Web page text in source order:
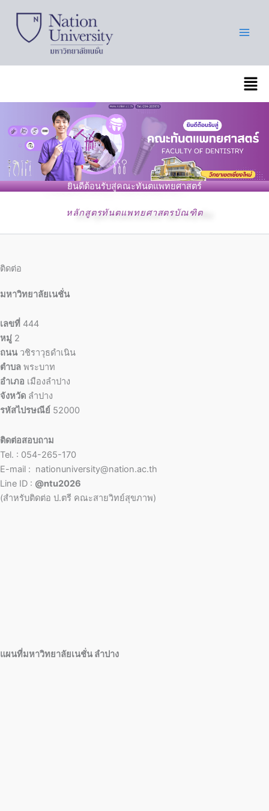
content
เมนู
ยินดีต้อนรับสู่คณะทันตแพทยศาสตร์
หลักสูตรทันตแพทยศาสตรบัณฑิต
ติดต่อ
มหาวิทยาลัยเนชั่น
เลขที่ 444
หมู่ 2
ถนน วชิราวุธดำเนิน
ตำบล พระบาท
อำเภอ เมืองลำปาง
จังหวัด ลำปาง
รหัสไปรษณีย์ 52000
ติดต่อสอบถาม
Tel. : 054-265-170
E-mail : nationuniversity@nation.ac.th
Line ID : @ntu2026
(สำหรับติดต่อ ป.ตรี คณะสายวิทย์สุขภาพ)
แผนที่มหาวิทยาลัยเนชั่น ลำปาง